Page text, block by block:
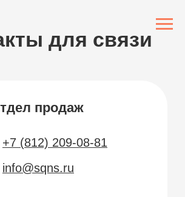
для связи
209-08-81
(МСК)
до 17:00